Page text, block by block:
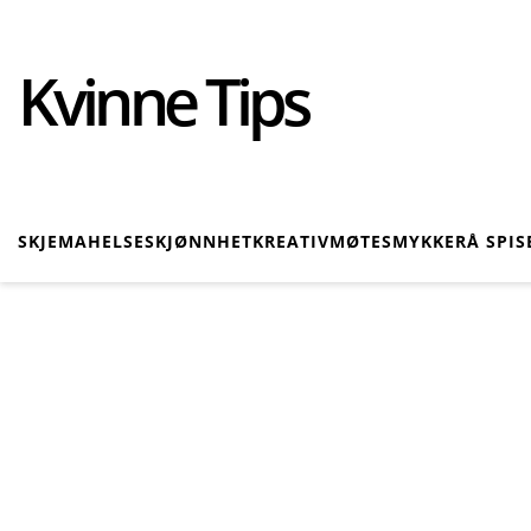
Kvinne Tips
SKJEMAHELSESKJØNNHETKREATIVMØTESMYKKERÅ